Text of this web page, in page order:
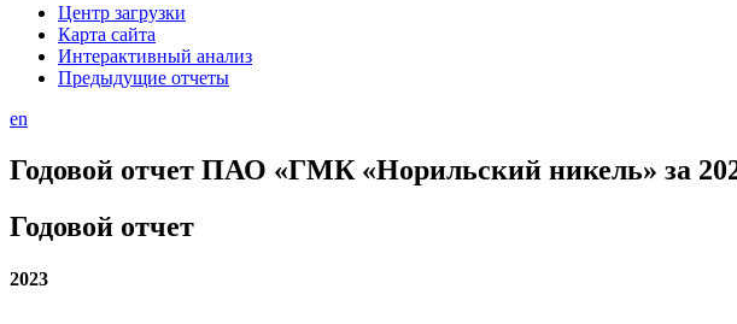
Центр загрузки
Карта сайта
Интерактивный анализ
Предыдущие отчеты
en
Годовой отчет ПАО «ГМК «Норильский никель» за
Годовой отчет
2023